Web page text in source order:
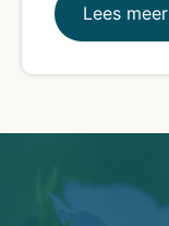
Lees meer